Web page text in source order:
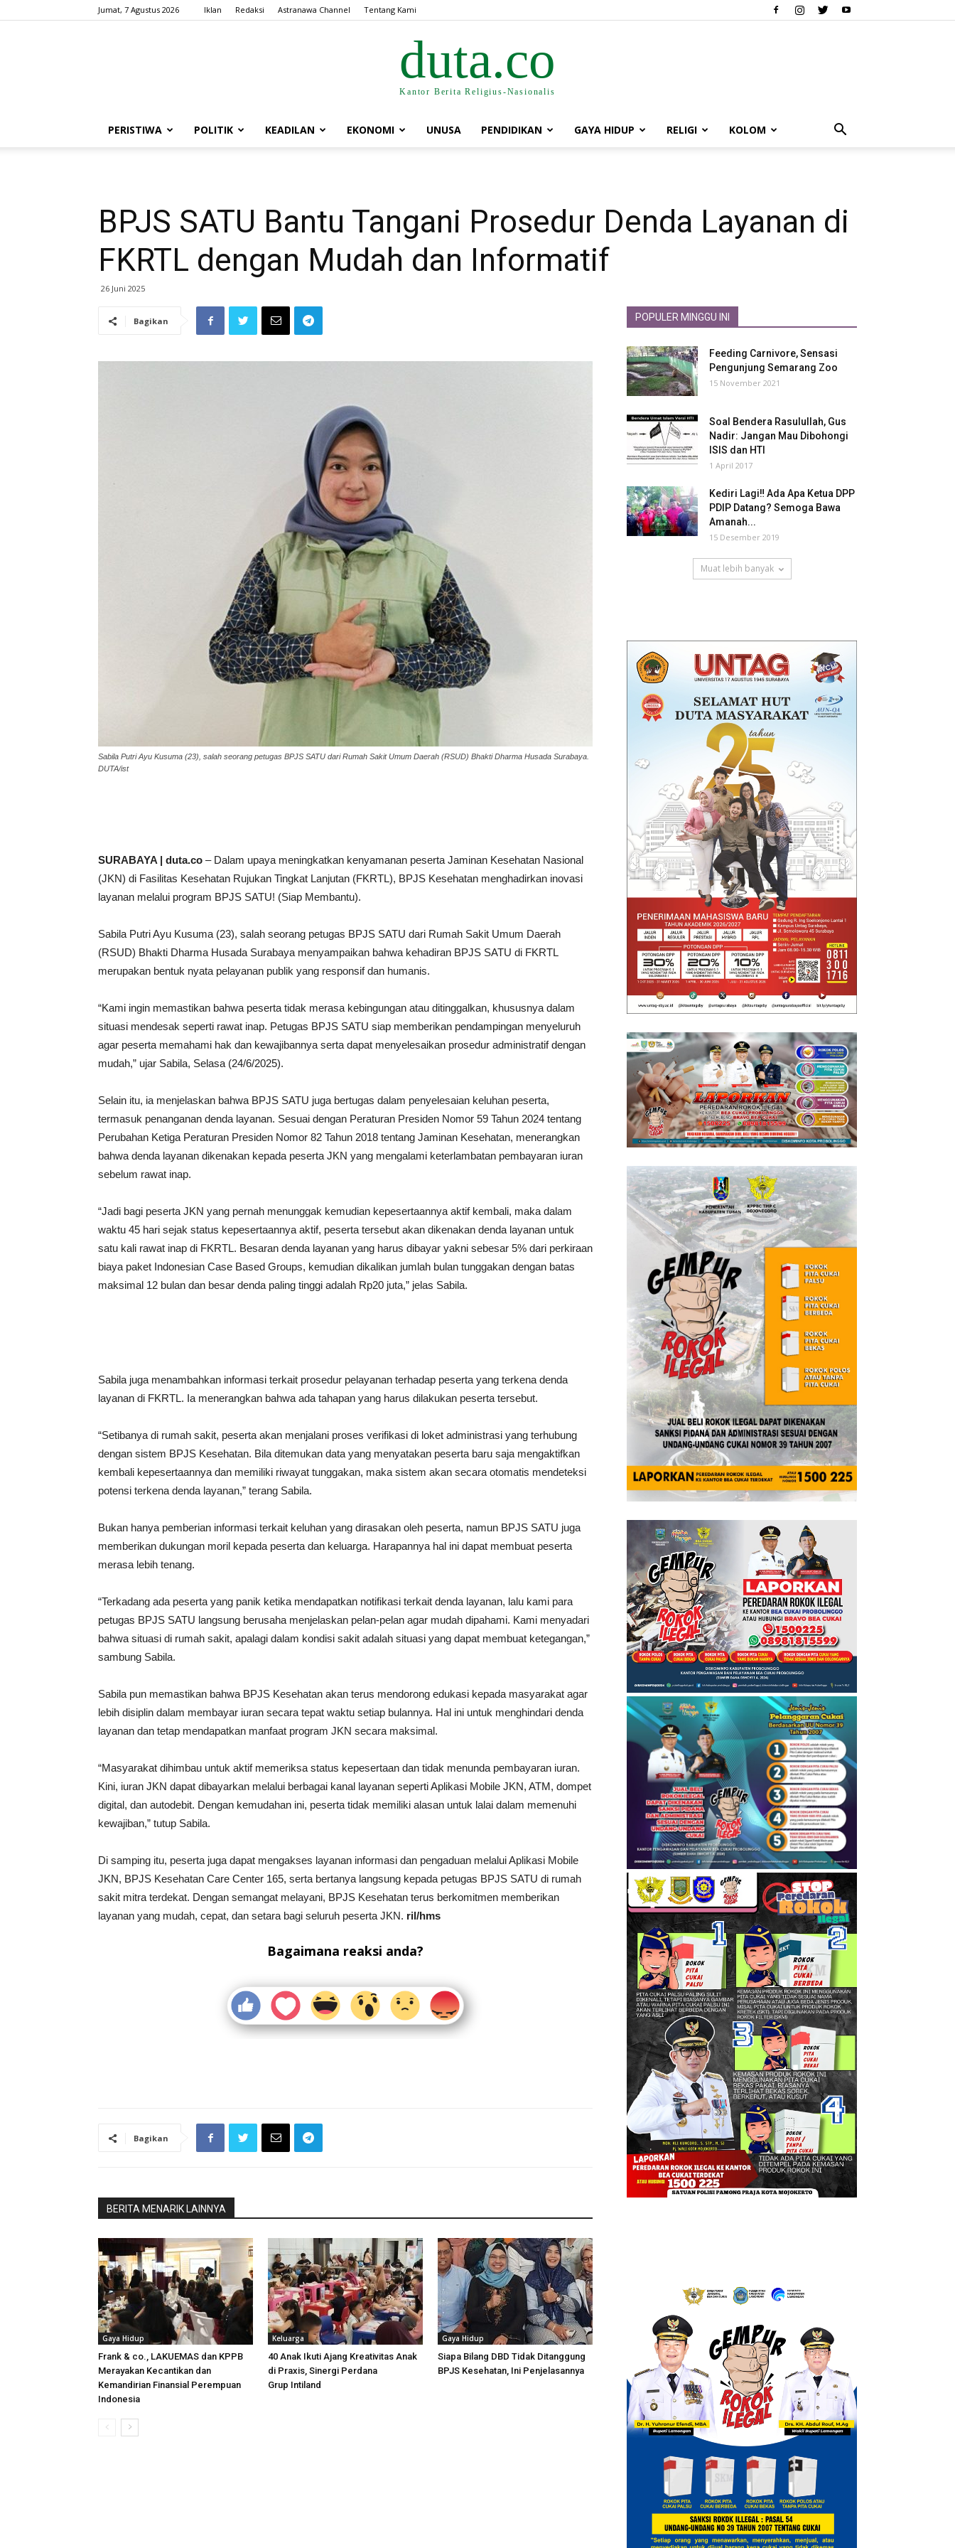
Jumat, 7 Agustus 2026 Iklan Redaksi Astranawa Channel Tentang Kami
duta.co
Kantor Berita Religius-Nasionalis
PERISTIWA POLITIK KEADILAN EKONOMI UNUSA PENDIDIKAN GAYA HIDUP RELIGI KOLOM
BPJS SATU Bantu Tangani Prosedur Denda Layanan di
FKRTL dengan Mudah dan Informatif
26 Juni 2025
Bagikan
Sabila Putri Ayu Kusuma (23), salah seorang petugas BPJS SATU dari Rumah Sakit Umum Daerah (RSUD) Bhakti Dharma Husada Surabaya.
DUTA/ist
SURABAYA | duta.co – Dalam upaya meningkatkan kenyamanan peserta Jaminan Kesehatan Nasional
(JKN) di Fasilitas Kesehatan Rujukan Tingkat Lanjutan (FKRTL), BPJS Kesehatan menghadirkan inovasi
layanan melalui program BPJS SATU! (Siap Membantu).
Sabila Putri Ayu Kusuma (23), salah seorang petugas BPJS SATU dari Rumah Sakit Umum Daerah
(RSUD) Bhakti Dharma Husada Surabaya menyampaikan bahwa kehadiran BPJS SATU di FKRTL
merupakan bentuk nyata pelayanan publik yang responsif dan humanis.
“Kami ingin memastikan bahwa peserta tidak merasa kebingungan atau ditinggalkan, khususnya dalam
situasi mendesak seperti rawat inap. Petugas BPJS SATU siap memberikan pendampingan menyeluruh
agar peserta memahami hak dan kewajibannya serta dapat menyelesaikan prosedur administratif dengan
mudah,” ujar Sabila, Selasa (24/6/2025).
Selain itu, ia menjelaskan bahwa BPJS SATU juga bertugas dalam penyelesaian keluhan peserta,
termasuk penanganan denda layanan. Sesuai dengan Peraturan Presiden Nomor 59 Tahun 2024 tentang
Perubahan Ketiga Peraturan Presiden Nomor 82 Tahun 2018 tentang Jaminan Kesehatan, menerangkan
bahwa denda layanan dikenakan kepada peserta JKN yang mengalami keterlambatan pembayaran iuran
sebelum rawat inap.
“Jadi bagi peserta JKN yang pernah menunggak kemudian kepesertaannya aktif kembali, maka dalam
waktu 45 hari sejak status kepesertaannya aktif, peserta tersebut akan dikenakan denda layanan untuk
satu kali rawat inap di FKRTL. Besaran denda layanan yang harus dibayar yakni sebesar 5% dari perkiraan
biaya paket Indonesian Case Based Groups, kemudian dikalikan jumlah bulan tunggakan dengan batas
maksimal 12 bulan dan besar denda paling tinggi adalah Rp20 juta,” jelas Sabila.
Sabila juga menambahkan informasi terkait prosedur pelayanan terhadap peserta yang terkena denda
layanan di FKRTL. Ia menerangkan bahwa ada tahapan yang harus dilakukan peserta tersebut.
“Setibanya di rumah sakit, peserta akan menjalani proses verifikasi di loket administrasi yang terhubung
dengan sistem BPJS Kesehatan. Bila ditemukan data yang menyatakan peserta baru saja mengaktifkan
kembali kepesertaannya dan memiliki riwayat tunggakan, maka sistem akan secara otomatis mendeteksi
potensi terkena denda layanan,” terang Sabila.
Bukan hanya pemberian informasi terkait keluhan yang dirasakan oleh peserta, namun BPJS SATU juga
memberikan dukungan moril kepada peserta dan keluarga. Harapannya hal ini dapat membuat peserta
merasa lebih tenang.
“Terkadang ada peserta yang panik ketika mendapatkan notifikasi terkait denda layanan, lalu kami para
petugas BPJS SATU langsung berusaha menjelaskan pelan-pelan agar mudah dipahami. Kami menyadari
bahwa situasi di rumah sakit, apalagi dalam kondisi sakit adalah situasi yang dapat membuat ketegangan,”
sambung Sabila.
Sabila pun memastikan bahwa BPJS Kesehatan akan terus mendorong edukasi kepada masyarakat agar
lebih disiplin dalam membayar iuran secara tepat waktu setiap bulannya. Hal ini untuk menghindari denda
layanan dan tetap mendapatkan manfaat program JKN secara maksimal.
“Masyarakat dihimbau untuk aktif memeriksa status kepesertaan dan tidak menunda pembayaran iuran.
Kini, iuran JKN dapat dibayarkan melalui berbagai kanal layanan seperti Aplikasi Mobile JKN, ATM, dompet
digital, dan autodebit. Dengan kemudahan ini, peserta tidak memiliki alasan untuk lalai dalam memenuhi
kewajiban,” tutup Sabila.
Di samping itu, peserta juga dapat mengakses layanan informasi dan pengaduan melalui Aplikasi Mobile
JKN, BPJS Kesehatan Care Center 165, serta bertanya langsung kepada petugas BPJS SATU di rumah
sakit mitra terdekat. Dengan semangat melayani, BPJS Kesehatan terus berkomitmen memberikan
layanan yang mudah, cepat, dan setara bagi seluruh peserta JKN. ril/hms
Bagaimana reaksi anda?
Bagikan
BERITA MENARIK LAINNYA
Gaya Hidup
Frank & co., LAKUEMAS dan KPPB
Merayakan Kecantikan dan
Kemandirian Finansial Perempuan
Indonesia
Keluarga
40 Anak Ikuti Ajang Kreativitas Anak
di Praxis, Sinergi Perdana
Grup Intiland
Gaya Hidup
Siapa Bilang DBD Tidak Ditanggung
BPJS Kesehatan, Ini Penjelasannya
POPULER MINGGU INI
Feeding Carnivore, Sensasi
Pengunjung Semarang Zoo
15 November 2021
Soal Bendera Rasulullah, Gus
Nadir: Jangan Mau Dibohongi
ISIS dan HTI
1 April 2017
Kediri Lagi‼ Ada Apa Ketua DPP
PDIP Datang? Semoga Bawa
Amanah...
15 Desember 2019
Muat lebih banyak